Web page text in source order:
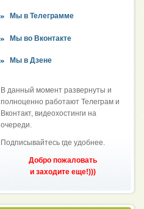
Мы в Телеграмме
Мы во Вконтакте
Мы в Дзене
В данный момент развернуты и
полноценно работают Телеграм и
Вконтакт, видеохостинги на
очереди.
Подписывайтесь где удобнее.
Добро пожаловать
и заходите еще!)))